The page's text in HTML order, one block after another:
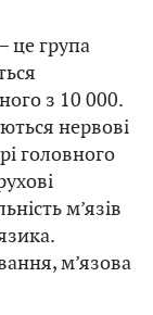
це група
з 10 000.
нервові
головного
м’язів
м’язова